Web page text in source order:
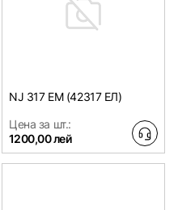
NJ 317 EM (42317 ЕЛ)
Цена за шт.:
1200,00 лей